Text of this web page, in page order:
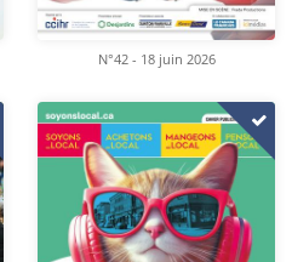
N°42 - 18 juin 2026